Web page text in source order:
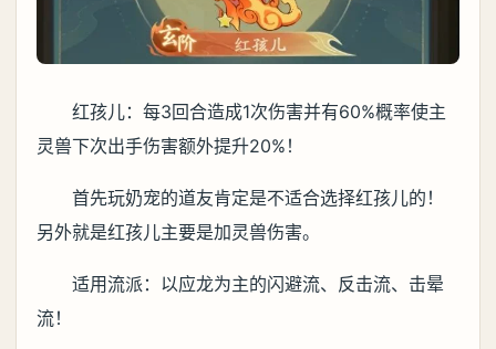
红孩儿：每3回合造成1次伤害并有60%概率使主
灵兽下次出手伤害额外提升20%！
首先玩奶宠的道友肯定是不适合选择红孩儿的！
另外就是红孩儿主要是加灵兽伤害。
适用流派：以应龙为主的闪避流、反击流、击晕
流！